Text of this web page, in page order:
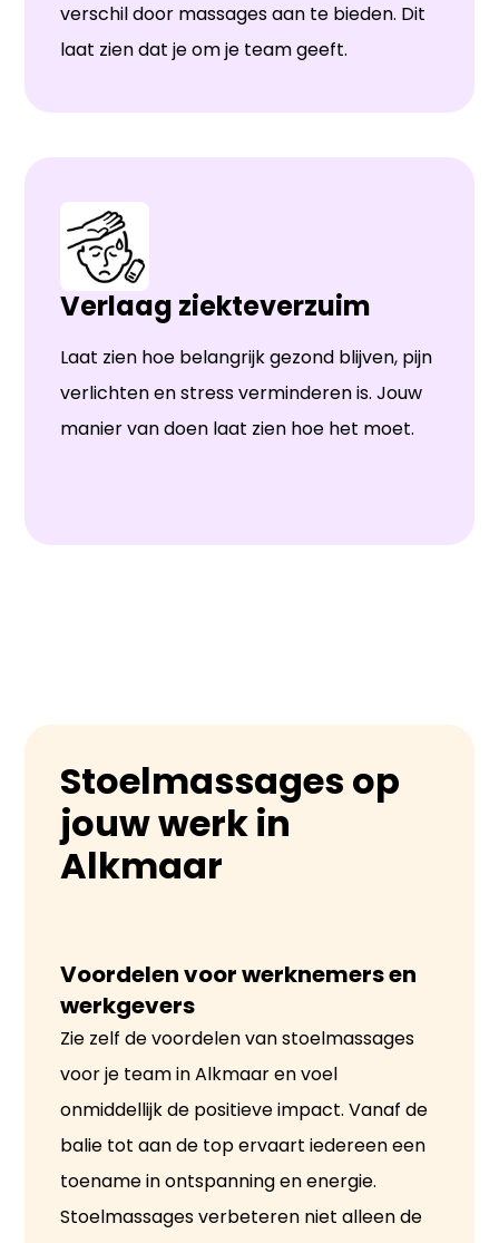
verschil door massages aan te bieden. Dit
laat zien dat je om je team geeft.
Verlaag ziekteverzuim
Laat zien hoe belangrijk gezond blijven, pijn
verlichten en stress verminderen is. Jouw
manier van doen laat zien hoe het moet.
Stoelmassages op
jouw werk in
Alkmaar
Voordelen voor werknemers en
werkgevers
Zie zelf de voordelen van stoelmassages
voor je team in Alkmaar en voel
onmiddellijk de positieve impact. Vanaf de
balie tot aan de top ervaart iedereen een
toename in ontspanning en energie.
Stoelmassages verbeteren niet alleen de